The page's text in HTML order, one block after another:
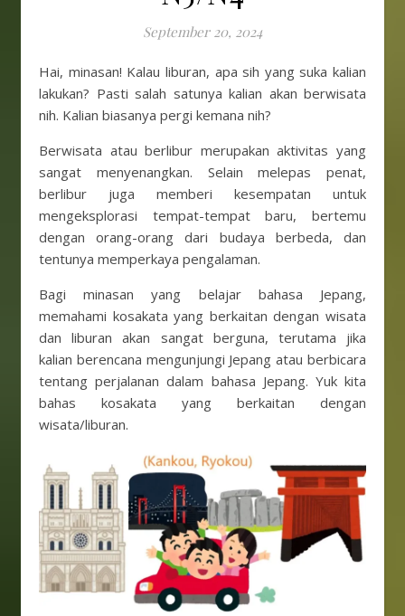
September 20, 2024
Hai, minasan! Kalau liburan, apa sih yang suka kalian
lakukan? Pasti salah satunya kalian akan berwisata
nih. Kalian biasanya pergi kemana nih?
Berwisata atau berlibur merupakan aktivitas yang
sangat menyenangkan. Selain melepas penat,
berlibur juga memberi kesempatan untuk
mengeksplorasi tempat-tempat baru, bertemu
dengan orang-orang dari budaya berbeda, dan
tentunya memperkaya pengalaman.
Bagi minasan yang belajar bahasa Jepang,
memahami kosakata yang berkaitan dengan wisata
dan liburan akan sangat berguna, terutama jika
kalian berencana mengunjungi Jepang atau berbicara
tentang perjalanan dalam bahasa Jepang. Yuk kita
bahas kosakata yang berkaitan dengan
wisata/liburan.